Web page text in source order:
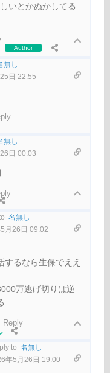
いとかぬかしてる
Author
無し
日 22:55
無し
日 00:03
名無し
月26日 09:02
するなら生保でええ
万逃げ切りは逆
Reply
to 名無し
年5月26日 19:00